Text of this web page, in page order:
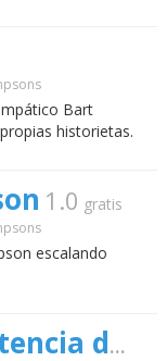
Bart
historietas.
1.0 gratis
escalando
Simpsons Persistencia de la memoria